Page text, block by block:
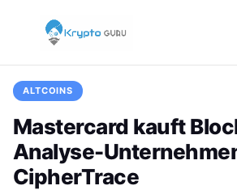
ALTCOINS
Mastercard kauft
Analyse-
CipherTrace